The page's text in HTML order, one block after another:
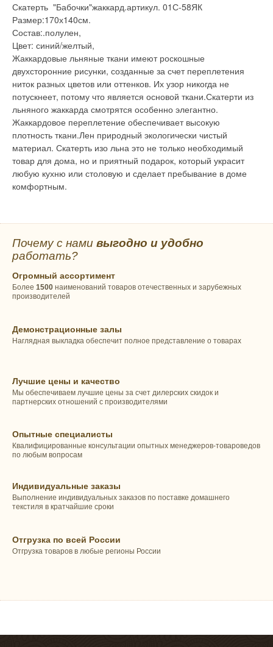
Скатерть "Бабочки"жаккард.артикул. 01С-58ЯК
Размер:170х140см.
Состав:.полулен,
Цвет: синий/желтый,
Жаккардовые льняные ткани имеют роскошные
двухсторонние рисунки, созданные за счет переплетения
ниток разных цветов или оттенков. Их узор никогда не
потускнеет, потому что является основой ткани.Скатерти из
льняного жаккарда смотрятся особенно элегантно.
Жаккардовое переплетение обеспечивает высокую
плотность ткани.Лен природный экологически чистый
материал. Скатерть изо льна это не только необходимый
товар для дома, но и приятный подарок, который украсит
любую кухню или столовую и сделает пребывание в доме
комфортным.
Почему с нами выгодно и удобно
работать?
Огромный ассортимент
Более 1500 наименований товаров отечественных и зарубежных
производителей
Демонстрационные залы
Наглядная выкладка обеспечит полное представление о товарах
Лучшие цены и качество
Мы обеспечиваем лучшие цены за счет дилерских скидок и
партнерских отношений с производителями
Опытные специалисты
Квалифицированные консультации опытных менеджеров-товароведов
по любым вопросам
Индивидуальные заказы
Выполнение индивидуальных заказов по поставке домашнего
текстиля в кратчайшие сроки
Отгрузка по всей России
Отгрузка товаров в любые регионы России